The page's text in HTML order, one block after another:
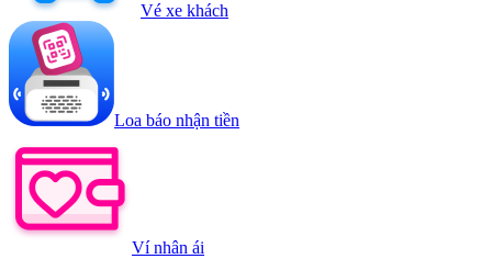
Vé xe khách
Loa báo nhận tiền
Ví nhân ái